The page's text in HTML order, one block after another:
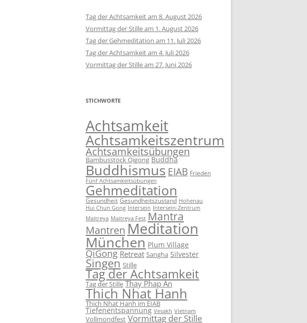
Tag der Achtsamkeit am 8. August 2026
Vormittag der Stille am 1. August 2026
Tag der Gehmeditation am 11. Juli 2026
Tag der Achtsamkeit am 4. Juli 2026
Vormittag der Stille am 27. Juni 2026
STICHWORTE
Achtsamkeit
Achtsamkeitszentrum
Achtsamkeitsübungen
Bambusstock Qigong Buddha
Buddhismus EIAB Frieden
Fünf Achtsamkeitsübungen
Gehmeditation
Gesundheit Gesundheitszustand Hohenau
Hui Chun Gong Intersein Intersein-Zentrum
Maitreya Maitreya Fest Mantra
Mantren Meditation
München Plum Village
QiGong Retreat Sangha Silvester
Singen Stille
Tag der Achtsamkeit
Tag der Stille Thay Phap An
Thich Nhat Hanh
Thich Nhat Hanh im EIAB
Tiefenentspannung Vesakh Vietnam
Vollmondfest Vormittag der Stille